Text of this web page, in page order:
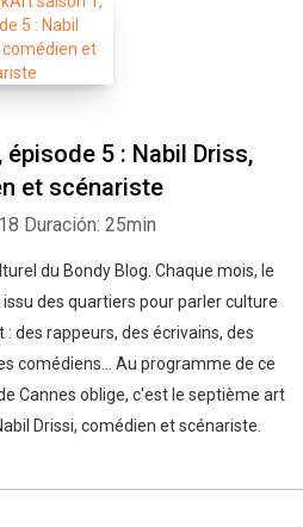
5 : Nabil Driss,
et scénariste
Duración: 25min
du Bondy Blog. Chaque mois, le
des quartiers pour parler culture
des rappeurs, des écrivains, des
comédiens… Au programme de ce
Cannes oblige, c'est le septième art
Drissi, comédien et scénariste.